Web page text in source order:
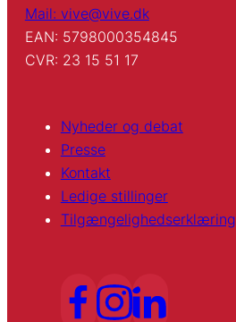
Mail: vive@vive.dk
EAN: 5798000354845
CVR: 23 15 51 17
Nyheder og debat
Presse
Kontakt
Ledige stillinger
Tilgængelighedserklæring